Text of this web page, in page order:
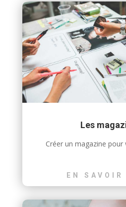
Les
Créer un magazine
EN SAVOIR